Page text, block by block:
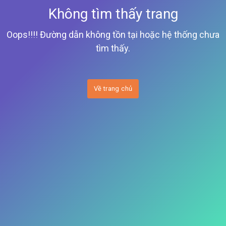
Không tìm thấy trang
Oops!!!! Đường dẫn không tồn tại hoặc hệ thống chưa
tìm thấy.
Về trang chủ